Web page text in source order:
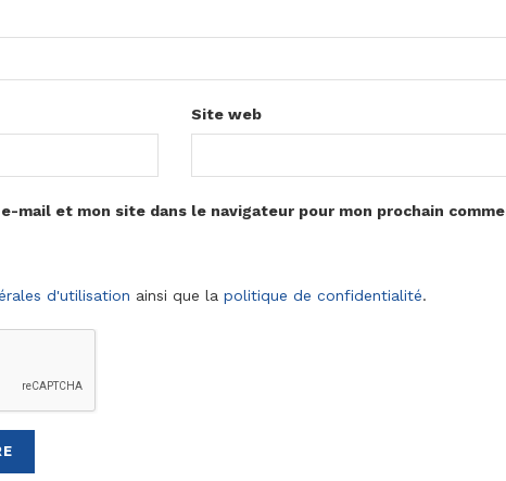
Site web
mail et mon site dans le navigateur pour mon prochain
d'utilisation ainsi que la politique de confidentialité.